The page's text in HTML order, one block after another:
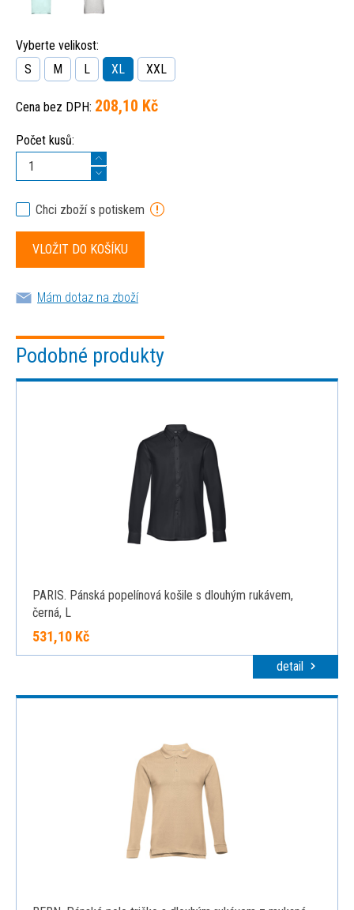
Vyberte velikost:
S
M L XL XXL
Cena bez DPH: 208,10 Kč
Počet kusů:
Chci zboží s potiskem
Mám dotaz na zboží
Podobné produkty
PARIS. Pánská popelínová košile s dlouhým rukávem,
černá, L
531,10 Kč
detail